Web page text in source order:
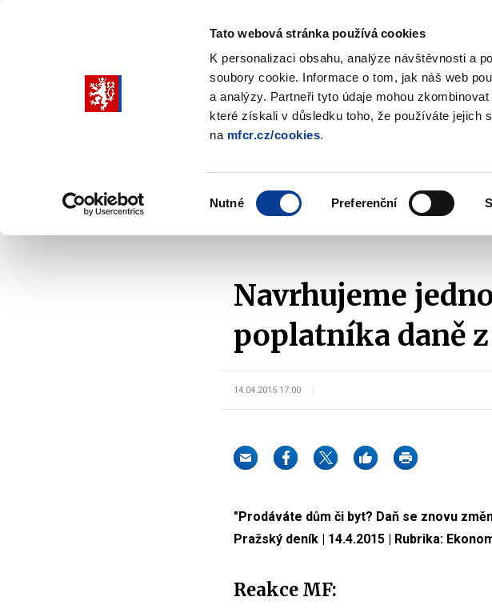
Tato webová stránka používá cookies
K personalizaci obsahu, analýze návštěvnosti a
soubory cookie. Informace o tom, jak náš web
a analýzy. Partneři tyto údaje mohou
které získali v důsledku toho, že používáte jejich
na mfcr.cz/cookies.
Nutné Preferenční
submenu
submenu
politika
V médiích Navrhujeme
Navrhujeme
poplatníka daně
14.04.2015 17:00
"Prodáváte dům či byt? Daň se znovu
Pražský deník | 14.4.2015 | Rubrika:
Reakce MF: